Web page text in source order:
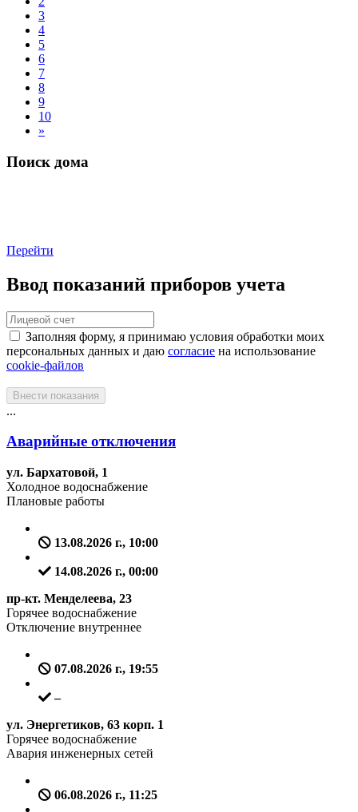
3
4
5
6
7
8
9
10
»
Поиск дома
Перейти
Ввод показаний приборов учета
Заполняя форму, я принимаю условия обработки моих
персональных данных и даю согласие на использование
cookie-файлов
Внести показания
...
Аварийные отключения
ул. Бархатовой, 1
Холодное водоснабжение
Плановые работы
13.08.2026 г., 10:00
14.08.2026 г., 00:00
пр-кт. Менделеева, 23
Горячее водоснабжение
Отключение внутреннее
07.08.2026 г., 19:55
–
ул. Энергетиков, 63 корп. 1
Горячее водоснабжение
Авария инженерных сетей
06.08.2026 г., 11:25